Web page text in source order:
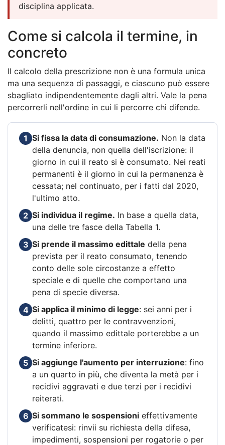
disciplina applicata.
Come si calcola il termine, in
concreto
Il calcolo della prescrizione non è una formula unica
ma una sequenza di passaggi, e ciascuno può essere
sbagliato indipendentemente dagli altri. Vale la pena
percorrerli nell'ordine in cui li percorre chi difende.
1 Si fissa la data di consumazione. Non la data
della denuncia, non quella dell'iscrizione: il
giorno in cui il reato si è consumato. Nei reati
permanenti è il giorno in cui la permanenza è
cessata; nel continuato, per i fatti dal 2020,
l'ultimo atto.
2 Si individua il regime. In base a quella data,
una delle tre fasce della Tabella 1.
3 Si prende il massimo edittale della pena
prevista per il reato consumato, tenendo
conto delle sole circostanze a effetto
speciale e di quelle che comportano una
pena di specie diversa.
4 Si applica il minimo di legge: sei anni per i
delitti, quattro per le contravvenzioni,
quando il massimo edittale porterebbe a un
termine inferiore.
5 Si aggiunge l'aumento per interruzione: fino
a un quarto in più, che diventa la metà per i
recidivi aggravati e due terzi per i recidivi
reiterati.
6 Si sommano le sospensioni effettivamente
verificatesi: rinvii su richiesta della difesa,
impedimenti, sospensioni per rogatorie o per